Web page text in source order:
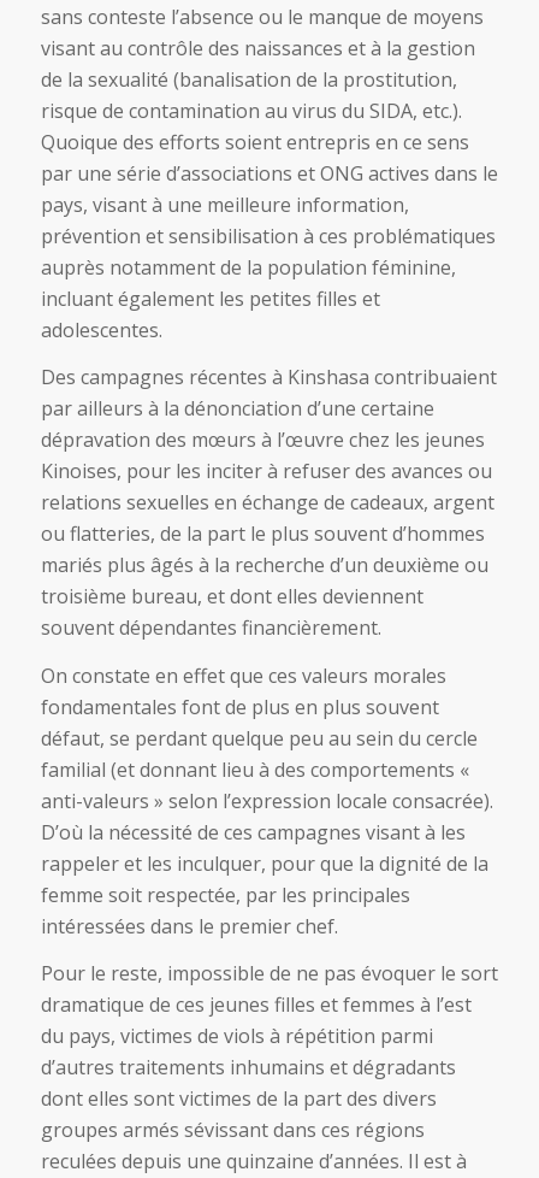
sans conteste l’absence ou le manque de moyens
visant au contrôle des naissances et à la gestion
de la sexualité (banalisation de la prostitution,
risque de contamination au virus du SIDA, etc.).
Quoique des efforts soient entrepris en ce sens
par une série d’associations et ONG actives dans le
pays, visant à une meilleure information,
prévention et sensibilisation à ces problématiques
auprès notamment de la population féminine,
incluant également les petites filles et
adolescentes.
Des campagnes récentes à Kinshasa contribuaient
par ailleurs à la dénonciation d’une certaine
dépravation des mœurs à l’œuvre chez les jeunes
Kinoises, pour les inciter à refuser des avances ou
relations sexuelles en échange de cadeaux, argent
ou flatteries, de la part le plus souvent d’hommes
mariés plus âgés à la recherche d’un deuxième ou
troisième bureau, et dont elles deviennent
souvent dépendantes financièrement.
On constate en effet que ces valeurs morales
fondamentales font de plus en plus souvent
défaut, se perdant quelque peu au sein du cercle
familial (et donnant lieu à des comportements «
anti-valeurs » selon l’expression locale consacrée).
D’où la nécessité de ces campagnes visant à les
rappeler et les inculquer, pour que la dignité de la
femme soit respectée, par les principales
intéressées dans le premier chef.
Pour le reste, impossible de ne pas évoquer le sort
dramatique de ces jeunes filles et femmes à l’est
du pays, victimes de viols à répétition parmi
d’autres traitements inhumains et dégradants
dont elles sont victimes de la part des divers
groupes armés sévissant dans ces régions
reculées depuis une quinzaine d’années. Il est à